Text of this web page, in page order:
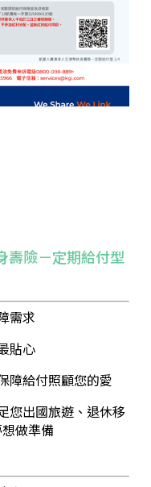
壽險－定期給付型
需求
貼心
障給付照顧您的愛
您出國旅遊、退休移
做準備